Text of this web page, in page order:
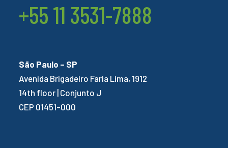
+55 11 3531-7888
São Paulo – SP
Avenida Brigadeiro Faria Lima, 1912
14th floor | Conjunto J
CEP 01451-000